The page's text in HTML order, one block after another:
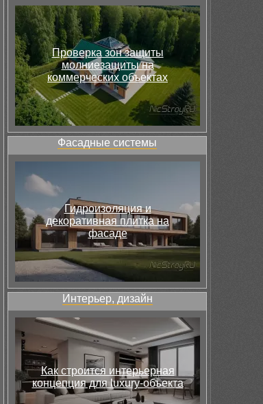
Проверка зон защиты
молниезащиты на
коммерческих объектах
Фасадные системы
Гидроизоляция и
декоративная плитка на
фасаде
Интерьер, дизайн
Как строится интерьерная
концепция для luxury-объекта